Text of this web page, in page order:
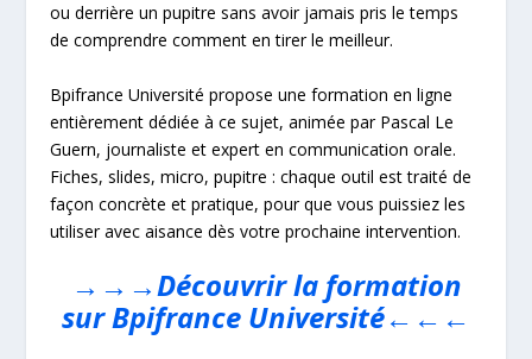
ou derrière un pupitre sans avoir jamais pris le temps
de comprendre comment en tirer le meilleur.
Bpifrance Université propose une formation en ligne
entièrement dédiée à ce sujet, animée par Pascal Le
Guern, journaliste et expert en communication orale.
Fiches, slides, micro, pupitre : chaque outil est traité de
façon concrète et pratique, pour que vous puissiez les
utiliser avec aisance dès votre prochaine intervention.
→→→Découvrir la formation
sur Bpifrance Université←←←